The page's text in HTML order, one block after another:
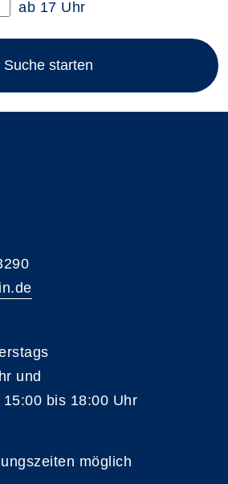
ab 17 Uhr
Suche starten
und
bis 18:00 Uhr
möglich